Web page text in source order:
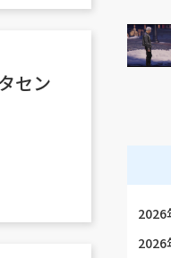
セン
2026
2026